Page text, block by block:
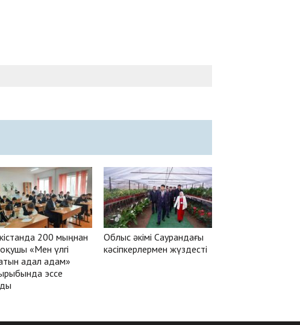
200 мыңнан
«Мен үлгі
адал адам»
эссе
Облыс әкімі Саурандағы
кәсіпкерлермен жүздесті